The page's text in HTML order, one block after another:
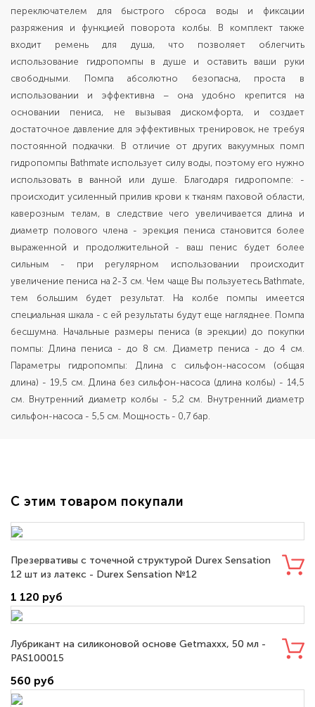
переключателем для быстрого сброса воды и фиксации
разряжения и функцией поворота колбы. В комплект также
входит ремень для душа, что позволяет облегчить
использование гидропомпы в душе и оставить ваши руки
свободными. Помпа абсолютно безопасна, проста в
использовании и эффективна – она удобно крепится на
основании пениса, не вызывая дискомфорта, и создает
достаточное давление для эффективных тренировок, не требуя
постоянной подкачки. В отличие от других вакуумных помп
гидропомпы Bathmate использует силу воды, поэтому его нужно
использовать в ванной или душе. Благодаря гидропомпе: -
происходит усиленный прилив крови к тканям паховой области,
каверозным телам, в следствие чего увеличивается длина и
диаметр полового члена - эрекция пениса становится более
выраженной и продолжительной - ваш пенис будет более
сильным - при регулярном использовании происходит
увеличение пениса на 2-3 см. Чем чаще Вы пользуетесь Bathmate,
тем большим будет результат. На колбе помпы имеется
специальная шкала - с ей результаты будут еще нагляднее. Помпа
бесшумна. Начальные размеры пениса (в эрекции) до покупки
помпы: Длина пениса - до 8 см. Диаметр пениса - до 4 см.
Параметры гидропомпы: Длина с сильфон-насосом (общая
длина) - 19,5 см. Длина без сильфон-насоса (длина колбы) - 14,5
см. Внутренний диаметр колбы - 5,2 см. Внутренний диаметр
сильфон-насоса - 5,5 см. Мощность - 0,7 бар.
С этим товаром покупали
Презервативы с точечной структурой Durex Sensation
12 шт из латекс - Durex Sensation №12
1 120 руб
Лубрикант на силиконовой основе Getmaxxx, 50 мл -
PAS100015
560 руб